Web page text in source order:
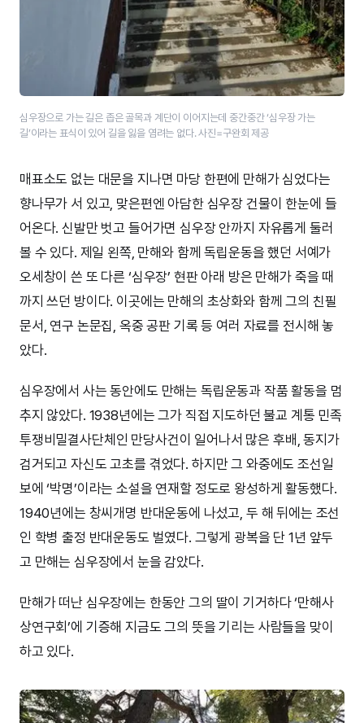
심우장으로 가는 길은 좁은 골목과 계단이 이어지는데 중간중간 ‘심우장 가는
길’이라는 표식이 있어 길을 잃을 염려는 없다. 사진=구완회 제공
매표소도 없는 대문을 지나면 마당 한편에 만해가 심었다는
향나무가 서 있고, 맞은편엔 아담한 심우장 건물이 한눈에 들
어온다. 신발만 벗고 들어가면 심우장 안까지 자유롭게 둘러
볼 수 있다. 제일 왼쪽, 만해와 함께 독립운동을 했던 서예가
오세창이 쓴 또 다른 ‘심우장’ 현판 아래 방은 만해가 죽을 때
까지 쓰던 방이다. 이곳에는 만해의 초상화와 함께 그의 친필
문서, 연구 논문집, 옥중 공판 기록 등 여러 자료를 전시해 놓
았다.
심우장에서 사는 동안에도 만해는 독립운동과 작품 활동을 멈
추지 않았다. 1938년에는 그가 직접 지도하던 불교 계통 민족
투쟁비밀결사단체인 만당사건이 일어나서 많은 후배, 동지가
검거되고 자신도 고초를 겪었다. 하지만 그 와중에도 조선일
보에 ‘박명’이라는 소설을 연재할 정도로 왕성하게 활동했다.
1940년에는 창씨개명 반대운동에 나섰고, 두 해 뒤에는 조선
인 학병 출정 반대운동도 벌였다. 그렇게 광복을 단 1년 앞두
고 만해는 심우장에서 눈을 감았다.
만해가 떠난 심우장에는 한동안 그의 딸이 기거하다 ‘만해사
상연구회’에 기증해 지금도 그의 뜻을 기리는 사람들을 맞이
하고 있다.